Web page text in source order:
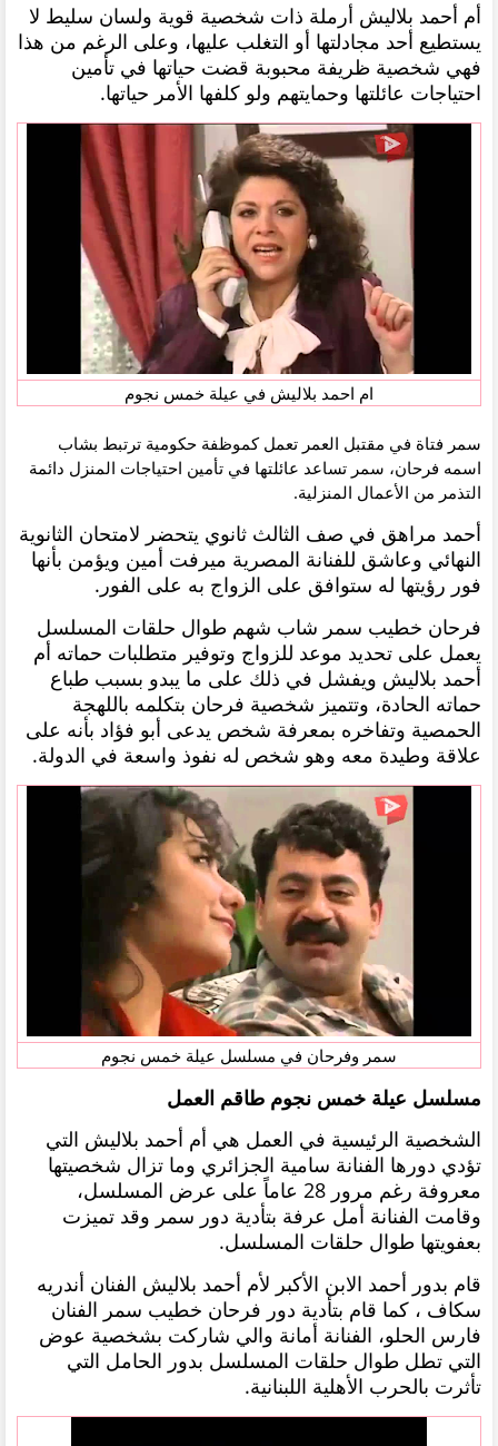
أم أحمد بلاليش أرملة ذات شخصية قوية ولسان سليط لا
يستطيع أحد مجادلتها أو التغلب عليها، وعلى الرغم من هذا
فهي شخصية ظريفة محبوبة قضت حياتها في تأمين
احتياجات عائلتها وحمايتهم ولو كلفها الأمر حياتها.
ام احمد بلاليش في عيلة خمس نجوم
سمر فتاة في مقتبل العمر تعمل كموظفة حكومية ترتبط بشاب
اسمه فرحان، سمر تساعد عائلتها في تأمين احتياجات المنزل دائمة
التذمر من الأعمال المنزلية.
أحمد مراهق في صف الثالث ثانوي يتحضر لامتحان الثانوية
النهائي وعاشق للفنانة المصرية ميرفت أمين ويؤمن بأنها
فور رؤيتها له ستوافق على الزواج به على الفور.
فرحان خطيب سمر شاب شهم طوال حلقات المسلسل
يعمل على تحديد موعد للزواج وتوفير متطلبات حماته أم
أحمد بلاليش ويفشل في ذلك على ما يبدو بسبب طباع
حماته الحادة، وتتميز شخصية فرحان بتكلمه باللهجة
الحمصية وتفاخره بمعرفة شخص يدعى أبو فؤاد بأنه على
علاقة وطيدة معه وهو شخص له نفوذ واسعة في الدولة.
سمر وفرحان في مسلسل عيلة خمس نجوم
مسلسل عيلة خمس نجوم طاقم العمل
الشخصية الرئيسية في العمل هي أم أحمد بلاليش التي
تؤدي دورها الفنانة سامية الجزائري وما تزال شخصيتها
معروفة رغم مرور 28 عاماً على عرض المسلسل،
وقامت الفنانة أمل عرفة بتأدية دور سمر وقد تميزت
بعفويتها طوال حلقات المسلسل.
قام بدور أحمد الابن الأكبر لأم أحمد بلاليش الفنان أندريه
سكاف ، كما قام بتأدية دور فرحان خطيب سمر الفنان
فارس الحلو، الفنانة أمانة والي شاركت بشخصية عوض
التي تطل طوال حلقات المسلسل بدور الحامل التي
تأثرت بالحرب الأهلية اللبنانية.